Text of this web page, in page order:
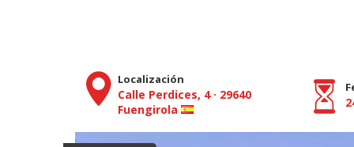
Localización
Calle Perdices, 4· 29640
Fuengirola